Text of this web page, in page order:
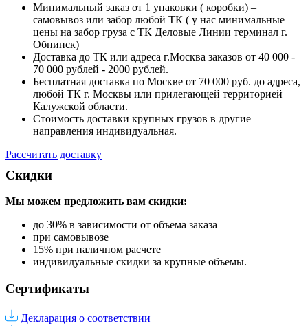
Минимальный заказ от 1 упаковки ( коробки) –
самовывоз или забор любой ТК ( у нас минимальные
цены на забор груза с ТК Деловые Линии терминал г.
Обнинск)
Доставка до ТК или адреса г.Москва заказов от 40 000 -
70 000 рублей - 2000 рублей.
Бесплатная доставка по Москве от 70 000 руб. до адреса,
любой ТК г. Москвы или прилегающей территорией
Калужской области.
Стоимость доставки крупных грузов в другие
направления индивидуальная.
Рассчитать доставку
Скидки
Мы можем предложить вам скидки:
до 30% в зависимости от объема заказа
при самовывозе
15% при наличном расчете
индивидуальные скидки за крупные объемы.
Сертификаты
Декларация о соответствии